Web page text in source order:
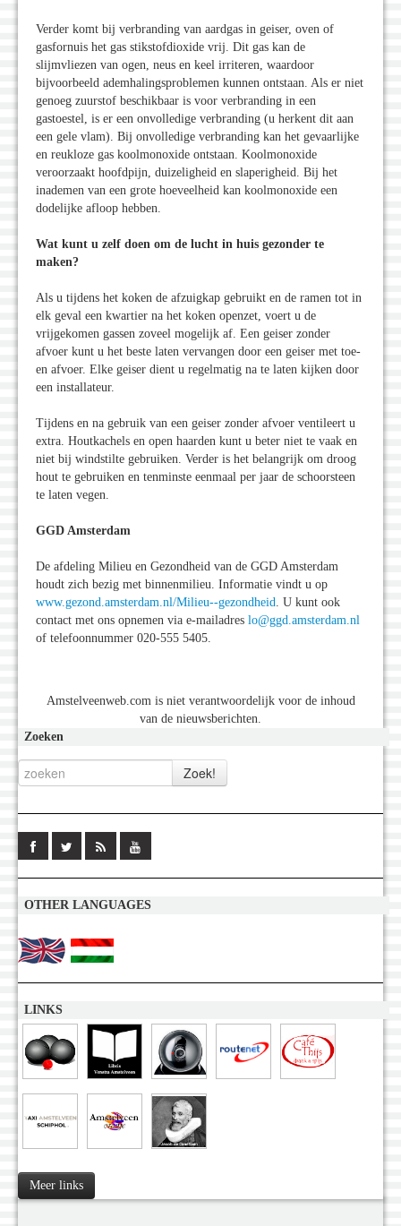
Verder komt bij verbranding van aardgas in geiser, oven of
gasfornuis het gas stikstofdioxide vrij. Dit gas kan de
slijmvliezen van ogen, neus en keel irriteren, waardoor
bijvoorbeeld ademhalingsproblemen kunnen ontstaan. Als er niet
genoeg zuurstof beschikbaar is voor verbranding in een
gastoestel, is er een onvolledige verbranding (u herkent dit aan
een gele vlam). Bij onvolledige verbranding kan het gevaarlijke
en reukloze gas koolmonoxide ontstaan. Koolmonoxide
veroorzaakt hoofdpijn, duizeligheid en slaperigheid. Bij het
inademen van een grote hoeveelheid kan koolmonoxide een
dodelijke afloop hebben.
Wat kunt u zelf doen om de lucht in huis gezonder te
maken?
Als u tijdens het koken de afzuigkap gebruikt en de ramen tot in
elk geval een kwartier na het koken openzet, voert u de
vrijgekomen gassen zoveel mogelijk af. Een geiser zonder
afvoer kunt u het beste laten vervangen door een geiser met toe-
en afvoer. Elke geiser dient u regelmatig na te laten kijken door
een installateur.
Tijdens en na gebruik van een geiser zonder afvoer ventileert u
extra. Houtkachels en open haarden kunt u beter niet te vaak en
niet bij windstilte gebruiken. Verder is het belangrijk om droog
hout te gebruiken en tenminste eenmaal per jaar de schoorsteen
te laten vegen.
GGD Amsterdam
De afdeling Milieu en Gezondheid van de GGD Amsterdam
houdt zich bezig met binnenmilieu. Informatie vindt u op
www.gezond.amsterdam.nl/Milieu--gezondheid. U kunt ook
contact met ons opnemen via e-mailadres lo@ggd.amsterdam.nl
of telefoonnummer 020-555 5405.
Amstelveenweb.com is niet verantwoordelijk voor de inhoud
van de nieuwsberichten.
Zoeken
OTHER LANGUAGES
LINKS
Meer links